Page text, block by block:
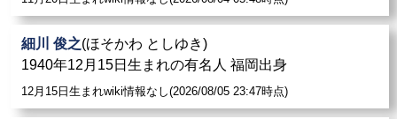
細川 俊之(ほそかわ としゆき)
1940年12月15日生まれの有名人 福岡出身
12月15日生まれwiki情報なし(2026/08/05 23:47時点)